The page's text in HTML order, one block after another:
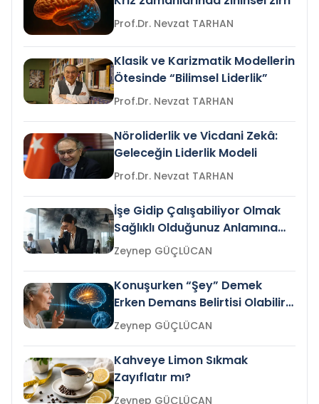
Prof.Dr. Nevzat TARHAN
Klasik ve Karizmatik Modellerin
Ötesinde “Bilimsel Liderlik”
Prof.Dr. Nevzat TARHAN
Nöroliderlik ve Vicdani Zekâ:
Geleceğin Liderlik Modeli
Prof.Dr. Nevzat TARHAN
İşe Gidip Çalışabiliyor Olmak
Sağlıklı Olduğunuz Anlamına
Gelir mi?Zeynep GÜÇLÜCAN
Konuşurken “Şey” Demek
Erken Demans Belirtisi Olabilir
mi?
Zeynep GÜÇLÜCAN
Kahveye Limon Sıkmak
Zayıflatır mı?
Zeynep GÜÇLÜCAN